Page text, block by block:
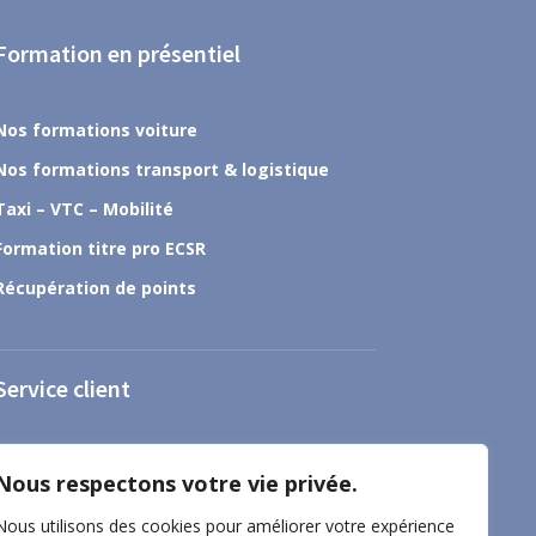
respectons votre vie privée.
utilisons des cookies pour améliorer votre expérience
en présentiel
formations voiture
formations transport & logistique
– VTC – Mobilité
titre pro ECSR
de points
client
contacter